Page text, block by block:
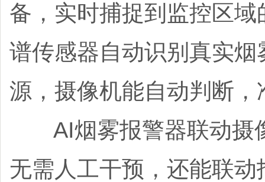
备，实时捕捉到监控区
谱传感器自动识别真实
源，摄像机能自动判断
AI烟雾报警器联动摄
无需人工干预，还能联